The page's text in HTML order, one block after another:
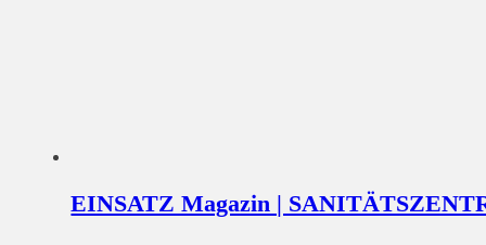
EINSATZ Magazin |